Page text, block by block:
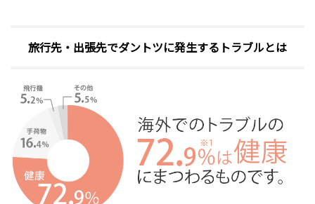
旅行先・出張先でダントツに発生するトラブルとは